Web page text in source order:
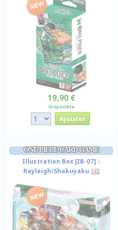
19,90 €
Disponible
ONE PIECE CARD GAME
Illustration Box [IB-07] -
Rayleigh/Shakuyaku